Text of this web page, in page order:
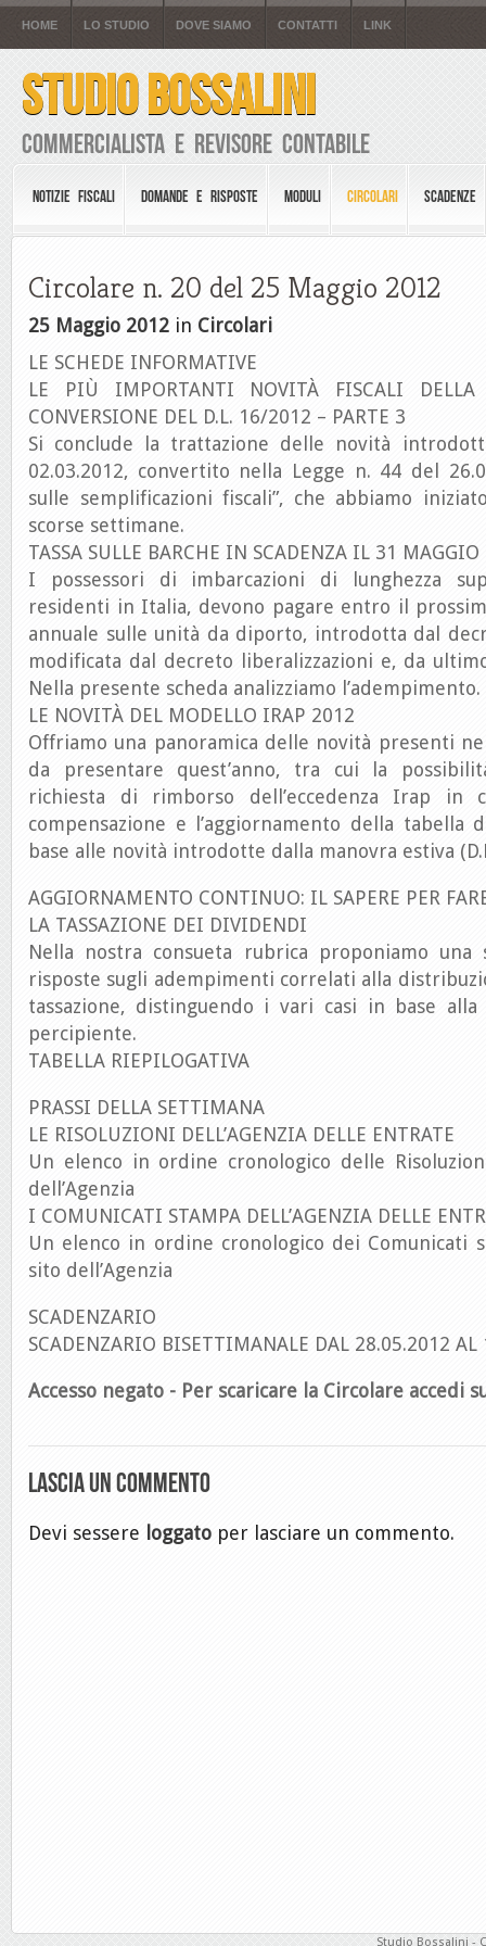
HOME LO STUDIO DOVE SIAMO CONTATTI LINK
STUDIO BOSSALINI
Commercialista e Revisore Contabile
NOTIZIE FISCALI DOMANDE E RISPOSTE MODULI CIRCOLARI SCADENZE
Circolare n. 20 del 25 Maggio 2012
25 Maggio 2012 in Circolari
LE SCHEDE INFORMATIVE
LE PIÙ IMPORTANTI NOVITÀ FISCALI
CONVERSIONE DEL D.L. 16/2012 – PARTE 3
Si conclude la trattazione delle novità
02.03.2012, convertito nella Legge n. 44 del
sulle semplificazioni fiscali”, che abbiamo
scorse settimane.
TASSA SULLE BARCHE IN SCADENZA IL 31
I possessori di imbarcazioni di lunghezza
residenti in Italia, devono pagare entro il
annuale sulle unità da diporto, introdotta dal
modificata dal decreto liberalizzazioni e, da
Nella presente scheda analizziamo l’adempimento.
LE NOVITÀ DEL MODELLO IRAP 2012
Offriamo una panoramica delle novità presenti
da presentare quest’anno, tra cui la
richiesta di rimborso dell’eccedenza Irap in
compensazione e l’aggiornamento della
base alle novità introdotte dalla manovra estiva
AGGIORNAMENTO CONTINUO: IL SAPERE PER
LA TASSAZIONE DEI DIVIDENDI
Nella nostra consueta rubrica proponiamo
risposte sugli adempimenti correlati alla
tassazione, distinguendo i vari casi in base
percipiente.
TABELLA RIEPILOGATIVA
PRASSI DELLA SETTIMANA
LE RISOLUZIONI DELL’AGENZIA DELLE ENTRATE
Un elenco in ordine cronologico delle
dell’Agenzia
I COMUNICATI STAMPA DELL’AGENZIA DELLE
Un elenco in ordine cronologico dei Comunicati
sito dell’Agenzia
SCADENZARIO
SCADENZARIO BISETTIMANALE DAL 28.05.2012
Accesso negato - Per scaricare la Circolare accedi
Lascia un commento
Devi sessere loggato per lasciare un commento.
Studio Bossalini -